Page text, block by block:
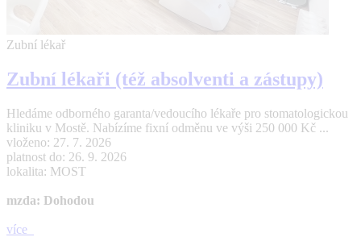
Zubní lékař
Zubní lékaři (též absolventi a zástupy)
Hledáme odborného garanta/vedoucího lékaře pro stomatologickou
kliniku v Mostě. Nabízíme fixní odměnu ve výši 250 000 Kč ...
vloženo: 27. 7. 2026
platnost do: 26. 9. 2026
lokalita: MOST
mzda: Dohodou
více